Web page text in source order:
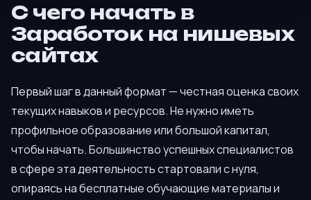
С чего начать в
Заработок на нишевых
сайтах
Первый шаг в данный формат — честная оценка своих
текущих навыков и ресурсов. Не нужно иметь
профильное образование или большой капитал,
чтобы начать. Большинство успешных специалистов
в сфере эта деятельность стартовали с нуля,
опираясь на бесплатные обучающие материалы и